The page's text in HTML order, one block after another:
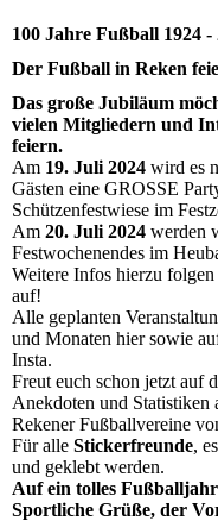
100 Jahre Fußball 1924 -
Der Fußball in Reken
Das große Jubiläum
vielen Mitgliedern und
feiern.
Am 19. Juli 2024 wird es
Gästen eine GROSSE
Schützenfestwiese im
Am 20. Juli 2024 werden
Festwochenendes im
Weitere Infos hierzu
auf!
Alle geplanten
und Monaten hier sowie
Insta.
Freut euch schon jetzt auf
Anekdoten und Statistiken
Rekener Fußballvereine
Für alle Stickerfreunde,
und geklebt werden.
Auf ein tolles
Sportliche Grüße, der